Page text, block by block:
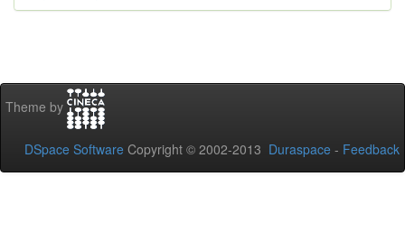
Theme by
DSpace Software Copyright © 2002-2013 Duraspace - Feedback